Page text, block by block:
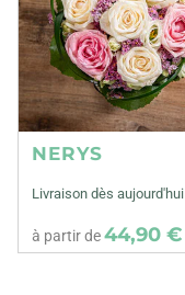
NERYS
Livraison dès aujourd'hui
à partir de44,90 €